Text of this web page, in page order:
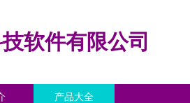
软件有限公司
产品大全